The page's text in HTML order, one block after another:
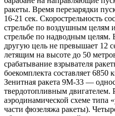
ракеты. Время перезарядки
16-21 сек. Скорострельность
стрельбе по воздушным целям
стрельбе по надводным целям.
другую цель не превышает 12
летящим на высоте до 50
срабатывание взрывателя
боекомплекта составляет 6850
Зенитная ракета 9М-33 —
твердотопливным двигателем.
аэродинамической схеме типа
части фюзеляжа ракеты).